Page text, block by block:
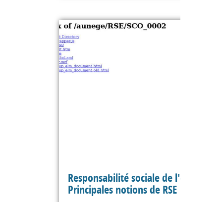
Responsabilité sociale de
Principales notions de RSE